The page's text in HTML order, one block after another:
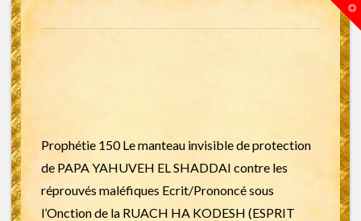
Prophétie 150 Le manteau invisible de protection
de PAPA YAHUVEH EL SHADDAI contre les
réprouvés maléfiques Ecrit/Prononcé sous
l’Onction de la RUACH HA KODESH (ESPRIT